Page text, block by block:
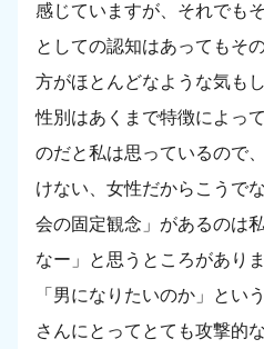
感じていますが、それでも
としての認知はあってもそ
方がほとんどなような気も
性別はあくまで特徴によっ
のだと私は思っているので
けない、女性だからこうで
会の固定観念」があるのは
なー」と思うところがありま
「男になりたいのか」とい
さんにとってとても攻撃的